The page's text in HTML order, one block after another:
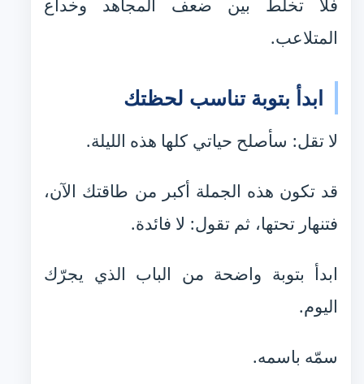
فلا تخلط بين ضعف المجاهد وخداع
المتلاعب.
ابدأ بتوبة تناسب لحظتك
لا تقل: سأصلح حياتي كلها هذه الليلة.
قد تكون هذه الجملة أكبر من طاقتك الآن،
فتنهار تحتها، ثم تقول: لا فائدة.
ابدأ بتوبة واضحة من الباب الذي يجرّك
اليوم.
سمّه باسمه.